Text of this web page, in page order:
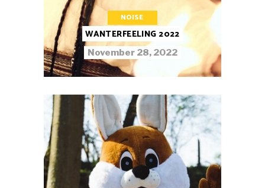
NOISE
WANTERFEELING 2022
November 28, 2022